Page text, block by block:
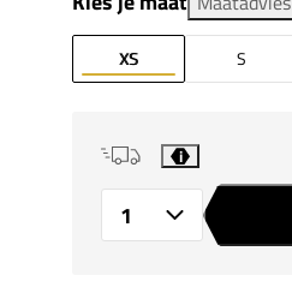
XS S
i